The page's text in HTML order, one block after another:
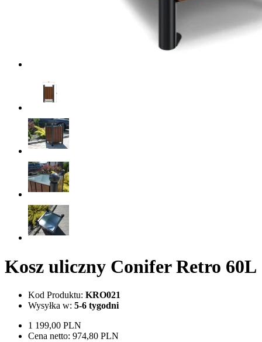
Kosz uliczny Conifer Retro 60L
Kod Produktu: KRO021
Wysyłka w: 5-6 tygodni
1 199,00 PLN
Cena netto: 974,80 PLN